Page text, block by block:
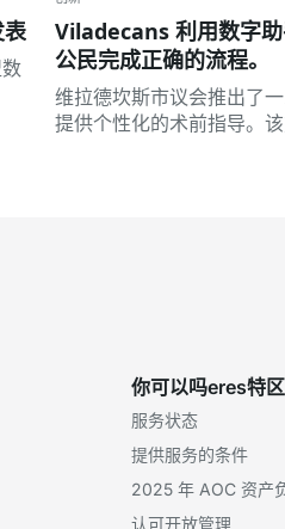
Viladecans 利用数字
公民完成正确的流程。
维拉德坎斯市议会推出了
提供个性化的术前指导。
你可以吗eres特区
服务状态
提供服务的条件
2025 年 AOC 资产
认可开放管理